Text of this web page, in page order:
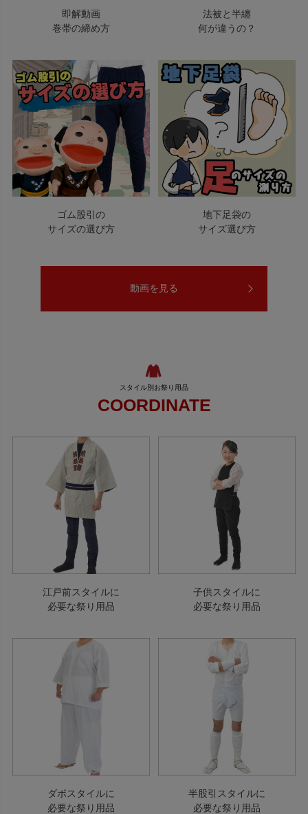
即解動画
巻帯の締め方
法被と半纏
何が違うの？
ゴム股引の
サイズの選び方
地下足袋の
サイズ選び方
動画を見る
COORDINATE
江戸前スタイルに
必要な祭り用品
子供スタイルに
必要な祭り用品
ダボスタイルに
必要な祭り用品
半股引スタイルに
必要な祭り用品